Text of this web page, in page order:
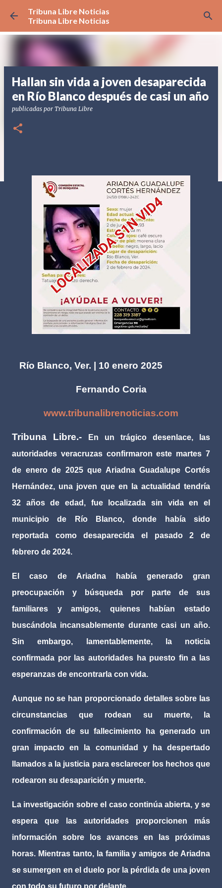
Ir al contenido principal
Tribuna Libre Noticias
Tribuna Libre Noticias
Hallan sin vida a joven desaparecida
en Río Blanco después de casi un año
publicadas por Tribuna Libre
Río Blanco, Ver. | 10 enero 2025
Fernando Coria
www.tribunalibrenoticias.com
Tribuna Libre.-
En un trágico desenlace, las
autoridades veracruzas confirmaron este martes 7
de enero de 2025 que Ariadna Guadalupe Cortés
Hernández, una joven que en la actualidad tendría
32 años de edad, fue localizada sin vida en el
municipio de Río Blanco, donde había sido
reportada como desaparecida el pasado 2 de
febrero de 2024.
El caso de Ariadna había generado gran
preocupación y búsqueda por parte de sus
familiares y amigos, quienes habían estado
buscándola incansablemente durante casi un año.
Sin embargo, lamentablemente, la noticia
confirmada por las autoridades ha puesto fin a las
esperanzas de encontrarla con vida.
Aunque no se han proporcionado detalles sobre las
circunstancias que rodean su muerte, la
confirmación de su fallecimiento ha generado un
gran impacto en la comunidad y ha despertado
llamados a la justicia para esclarecer los hechos que
rodearon su desaparición y muerte.
La investigación sobre el caso continúa abierta, y se
espera que las autoridades proporcionen más
información sobre los avances en las próximas
horas. Mientras tanto, la familia y amigos de Ariadna
se sumergen en el duelo por la pérdida de una joven
con todo su futuro por delante.